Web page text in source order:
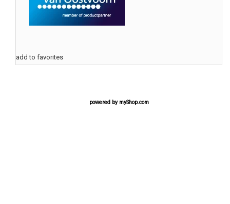
add to favorites
powered by myShop.com